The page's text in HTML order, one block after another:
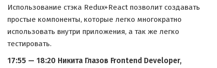
Использование стэка Redux+React позволит создавать
простые компоненты, которые легко многократно
использовать внутри приложения, а так же легко
тестировать.
17:55 — 18:20 Никита Глазов Frontend Developer,